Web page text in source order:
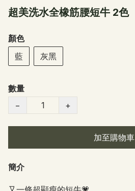
超美洗水全橡筋腰短牛 2色
顏色
藍
灰黑
數量
−
+
加至購物車
簡介